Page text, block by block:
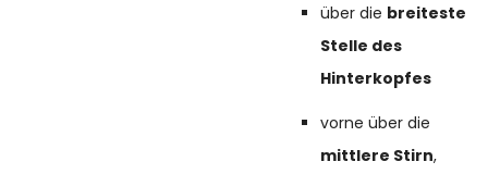
über die breiteste
Stelle des
Hinterkopfes
vorne über die
mittlere Stirn,